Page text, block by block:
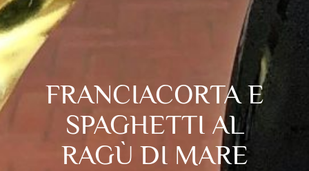
FRANCIACORTA E
SPAGHETTI AL
RAGÙ DI MARE